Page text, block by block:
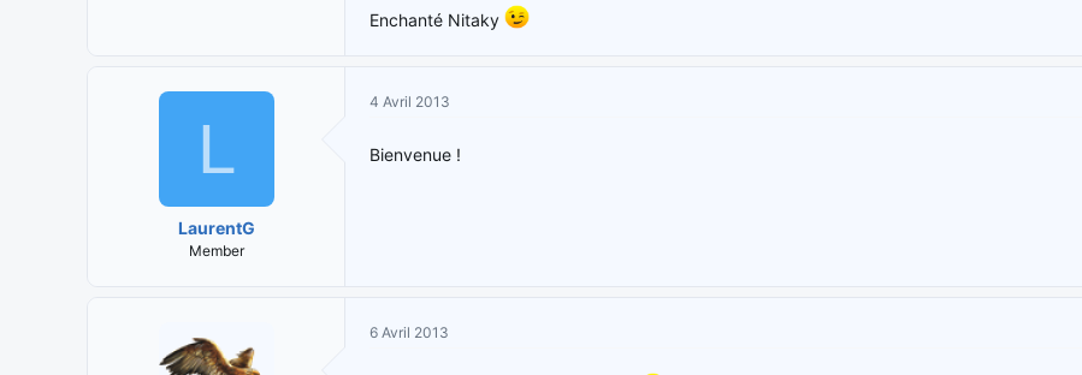
Enchanté Nitaky
L
LaurentG
Member
4 Avril 2013
Bienvenue !
6 Avril 2013